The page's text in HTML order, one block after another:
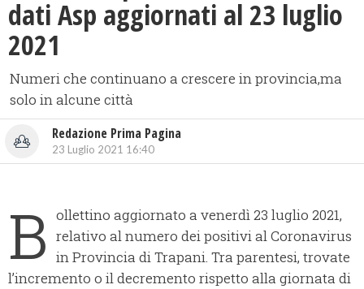
dati Asp aggiornati al 23 luglio
2021
Numeri che continuano a crescere in provincia,ma
solo in alcune città
Redazione Prima Pagina
23 Luglio 2021 16:40
B ollettino aggiornato a venerdì 23 luglio 2021,
relativo al numero dei positivi al Coronavirus
in Provincia di Trapani. Tra parentesi, trovate
l’incremento o il decremento rispetto alla giornata di